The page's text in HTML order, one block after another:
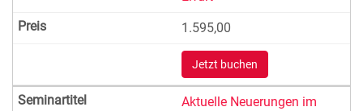
1.595,00
Jetzt buchen
Aktuelle Neuerungen im